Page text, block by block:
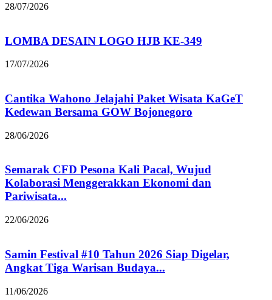
28/07/2026
LOMBA DESAIN LOGO HJB KE-349
17/07/2026
Cantika Wahono Jelajahi Paket Wisata KaGeT
Kedewan Bersama GOW Bojonegoro
28/06/2026
Semarak CFD Pesona Kali Pacal, Wujud
Kolaborasi Menggerakkan Ekonomi dan
Pariwisata...
22/06/2026
Samin Festival #10 Tahun 2026 Siap Digelar,
Angkat Tiga Warisan Budaya...
11/06/2026